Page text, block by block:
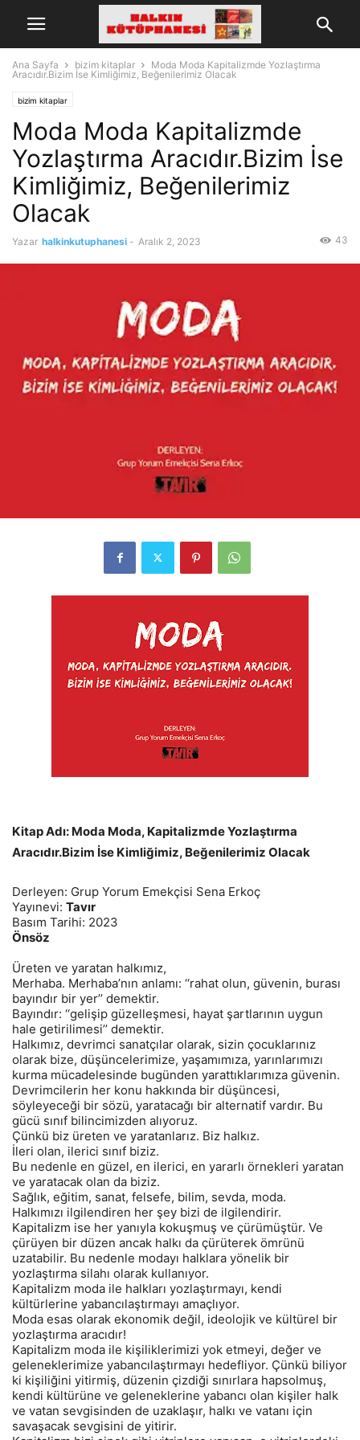
Ana Sayfa bizim kitaplar
Moda Moda Kapitalizmde Yozlaştırma
Aracıdır.Bizim İse Kimliğimiz, Beğenilerimiz Olacak
bizim kitaplar
Moda Moda Kapitalizmde
Yozlaştırma Aracıdır.Bizim İse
Kimliğimiz, Beğenilerimiz
Olacak
Yazar halkinkutuphanesi - Aralık 2, 2023 43
Kitap Adı: Moda Moda, Kapitalizmde Yozlaştırma
Aracıdır.Bizim İse Kimliğimiz, Beğenilerimiz Olacak
Derleyen: Grup Yorum Emekçisi Sena Erkoç
Yayınevi: Tavır
Basım Tarihi: 2023
Önsöz
Üreten ve yaratan halkımız,
Merhaba. Merhaba’nın anlamı: ‘‘rahat olun, güvenin, burası
bayındır bir yer’’ demektir.
Bayındır: ‘‘gelişip güzelleşmesi, hayat şartlarının uygun
hale getirilimesi’’ demektir.
Halkımız, devrimci sanatçılar olarak, sizin çocuklarınız
olarak bize, düşüncelerimize, yaşamımıza, yarınlarımızı
kurma mücadelesinde bugünden yarattıklarımıza güvenin.
Devrimcilerin her konu hakkında bir düşüncesi,
söyleyeceği bir sözü, yaratacağı bir alternatif vardır. Bu
gücü sınıf bilincimizden alıyoruz.
Çünkü biz üreten ve yaratanlarız. Biz halkız.
İleri olan, ilerici sınıf biziz.
Bu nedenle en güzel, en ilerici, en yararlı örnekleri yaratan
ve yaratacak olan da biziz.
Sağlık, eğitim, sanat, felsefe, bilim, sevda, moda.
Halkımızı ilgilendiren her şey bizi de ilgilendirir.
Kapitalizm ise her yanıyla kokuşmuş ve çürümüştür. Ve
çürüyen bir düzen ancak halkı da çürüterek ömrünü
uzatabilir. Bu nedenle modayı halklara yönelik bir
yozlaştırma silahı olarak kullanıyor.
Kapitalizm moda ile halkları yozlaştırmayı, kendi
kültürlerine yabancılaştırmayı amaçlıyor.
Moda esas olarak ekonomik değil, ideolojik ve kültürel bir
yozlaştırma aracıdır!
Kapitalizm moda ile kişiliklerimizi yok etmeyi, değer ve
geleneklerimize yabancılaştırmayı hedefliyor. Çünkü biliyor
ki kişiliğini yitirmiş, düzenin çizdiği sınırlara hapsolmuş,
kendi kültürüne ve geleneklerine yabancı olan kişiler halk
ve vatan sevgisinden de uzaklaşır, halkı ve vatanı için
savaşacak sevgisini de yitirir.